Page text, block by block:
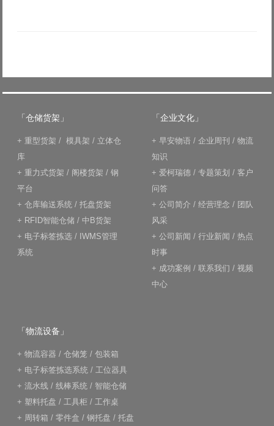
「仓储货架」
+ 重型货架 / 模具架 / 立体仓
库
+ 重力式货架 / 阁楼货架 / 钢
平台
+ 仓库输送系统 / 托盘货架
+ RFID智能仓储 / 中B货架
+ 电子标签拣选 / IWMS管理
系统
「企业文化」
+ 早安物语 / 企业周刊 / 物流
知识
+ 爱柯瑞德 / 专题策划 / 客户
问答
+ 公司简介 / 经营理念 / 团队
风采
+ 公司新闻 / 行业新闻 / 热点
时事
+ 成功案例 / 联系我们 / 视频
中心
「物流设备」
+ 物流容器 / 仓储笼 / 包装箱
+ 电子标签拣选系统 / 工位器具
+ 流水线 / 线棒系统 / 智能仓储
+ 塑料托盘 / 工具柜 / 工作桌
+ 周转箱 / 零件盒 / 钢托盘 / 托盘